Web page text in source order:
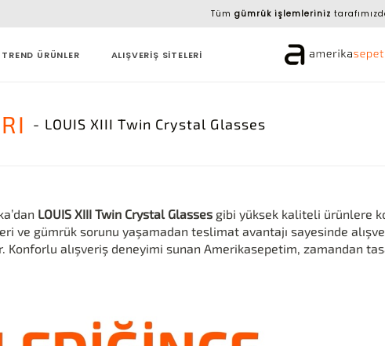
Tüm gümrük işlemleriniz
TREND ÜRÜNLER ALIŞVERİŞ SİTELERİ
- LOUIS XIII Twin Crystal Glasses
LOUIS XIII Twin Crystal Glasses gibi yüksek kaliteli ürünlere
ve gümrük sorunu yaşamadan teslimat avantajı sayesinde
Konforlu alışveriş deneyimi sunan Amerikasepetim, zamandan